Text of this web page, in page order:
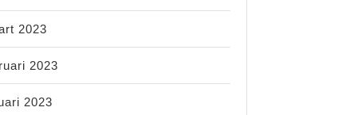
2023
2023
2023